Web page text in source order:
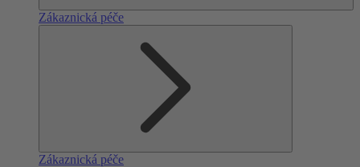
Zákaznická péče
Zákaznická péče